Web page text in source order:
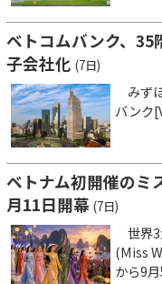
ベトコムバンク、35
子会社化 (7日)
みず
バンク
ベトナム初開催のミ
月11日開幕 (7日)
世界3
(Miss
から9月